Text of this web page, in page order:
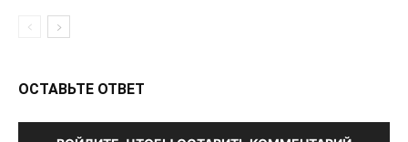
ОСТАВЬТЕ ОТВЕТ